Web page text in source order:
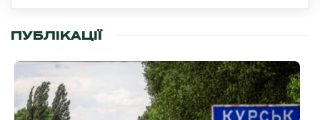
ПУБЛІКАЦІЇ